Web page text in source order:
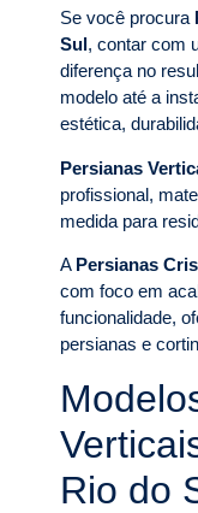
Se você procura
Sul, contar com
diferença no
modelo até a
estética,
Persianas
profissional,
medida para
A Persianas
com foco em
funcionalidade,
persianas e
Rio do